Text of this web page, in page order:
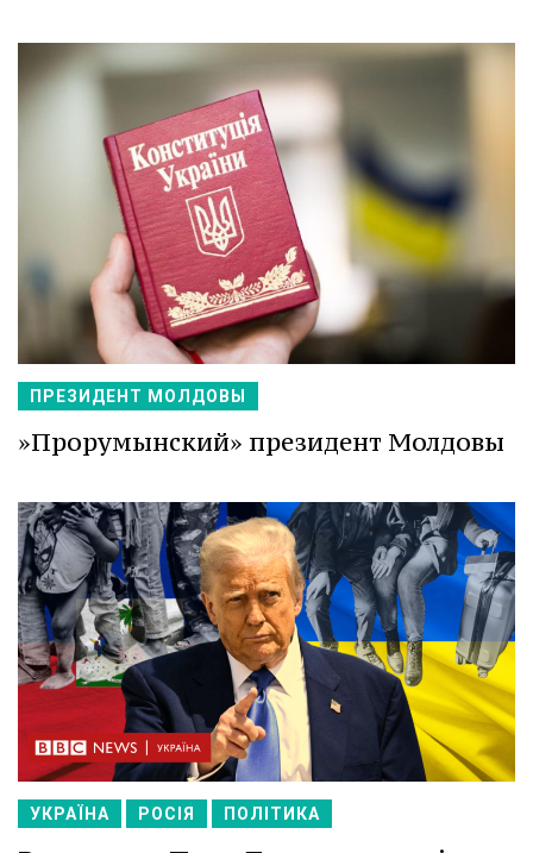
ПРЕЗИДЕНТ МОЛДОВЫ
»Прорумынский» президент Молдовы
УКРАЇНА РОСІЯ ПОЛІТИКА